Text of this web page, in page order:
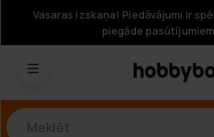
Vasaras izskaņa! Piedāvājumi ir
piegāde